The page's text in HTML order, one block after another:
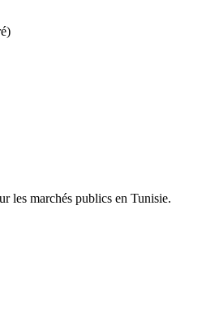
les marchés publics en Tunisie.